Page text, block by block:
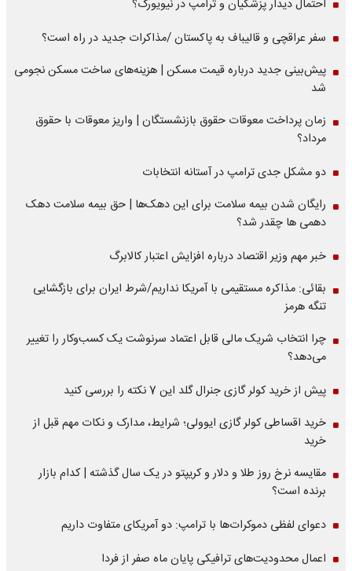
احتمال دیدار پزشکیان و ترامپ در نیویورک؟
سفر عراقچی و قالیباف به پاکستان /مذاکرات جدید در راه است؟
پیش‌بینی جدید درباره قیمت مسکن | هزینه‌های ساخت مسکن نجومی
شد
زمان پرداخت معوقات حقوق بازنشستگان | واریز معوقات با حقوق
مرداد؟
دو مشکل جدی ترامپ در آستانه انتخابات
رایگان شدن بیمه سلامت برای این دهک‌ها | حق بیمه‌ سلامت دهک
دهمی ها چقدر شد؟
خبر مهم وزیر اقتصاد درباره افزایش اعتبار کالابرگ
بقائی: مذاکره مستقیمی با آمریکا نداریم/شرط ایران برای بازگشایی
تنگه هرمز
چرا انتخاب شریک مالی قابل اعتماد سرنوشت یک کسب‌وکار را تغییر
می‌دهد؟
پیش از خرید کولر گازی جنرال گلد این 7 نکته را بررسی کنید
خرید اقساطی کولر گازی ایوولی؛ شرایط، مدارک و نکات مهم قبل از
خرید
مقایسه نرخ روز طلا و دلار و کریپتو در یک سال گذشته | کدام بازار
برنده است؟
دعوای لفظی دموکرات‌ها با ترامپ: دو آمریکای متفاوت داریم
اعمال محدودیت‌های ترافیکی پایان ماه صفر از فردا